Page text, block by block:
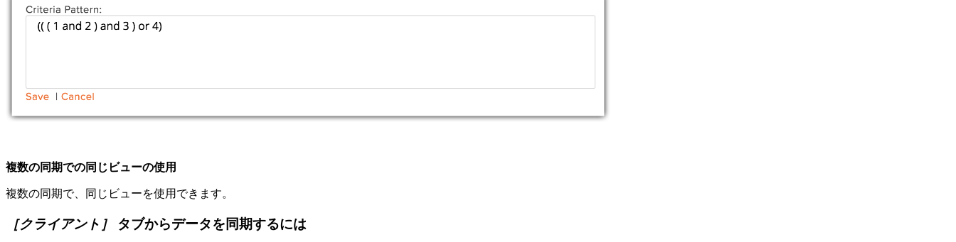
複数の同期での同じビューの使用
複数の同期で、同じビューを使用できます。
［クライアント］ タブからデータを同期するには